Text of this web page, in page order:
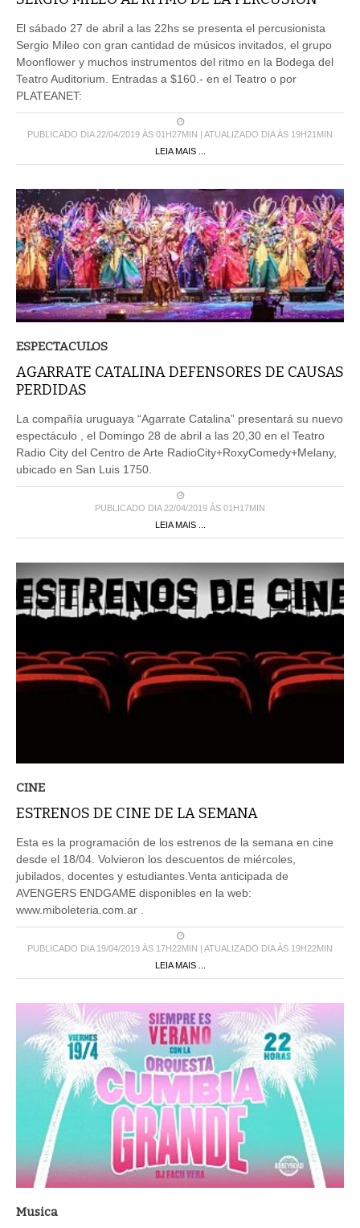
El sábado 27 de abril a las 22hs se presenta el percusionista
Sergio Mileo con gran cantidad de músicos invitados, el grupo
Moonflower y muchos instrumentos del ritmo en la Bodega del
Teatro Auditorium. Entradas a $160.- en el Teatro o por
PLATEANET:
PUBLICADO DIA 22/04/2019 ÀS 01H27MIN | ATUALIZADO DIA ÀS 19H21MIN
LEIA MAIS ...
ESPECTACULOS
AGARRATE CATALINA DEFENSORES DE CAUSAS
PERDIDAS
La compañía uruguaya “Agarrate Catalina” presentará su nuevo
espectáculo , el Domingo 28 de abril a las 20,30 en el Teatro
Radio City del Centro de Arte RadioCity+RoxyComedy+Melany,
ubicado en San Luis 1750.
PUBLICADO DIA 22/04/2019 ÀS 01H17MIN
LEIA MAIS ...
CINE
ESTRENOS DE CINE DE LA SEMANA
Esta es la programación de los estrenos de la semana en cine
desde el 18/04. Volvieron los descuentos de miércoles,
jubilados, docentes y estudiantes.Venta anticipada de
AVENGERS ENDGAME disponibles en la web:
www.miboleteria.com.ar .
PUBLICADO DIA 19/04/2019 ÀS 17H22MIN | ATUALIZADO DIA ÀS 19H22MIN
LEIA MAIS ...
Musica